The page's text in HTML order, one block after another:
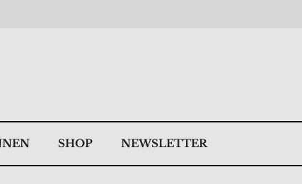
SHOP NEWSLETTER